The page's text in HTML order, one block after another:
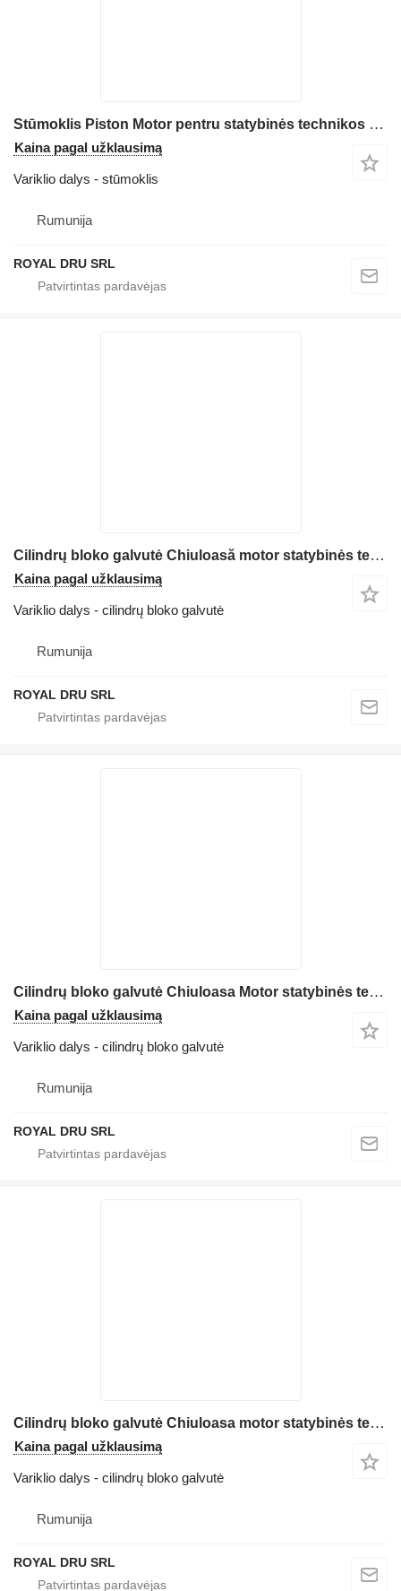
Stūmoklis Piston Motor pentru statybinės technikos Deutz D2011L3
Kaina pagal užklausimą
Variklio dalys - stūmoklis
Rumunija
ROYAL DRU SRL
Cilindrų bloko galvutė Chiuloasă motor statybinės technikos Deutz D2008L04
Kaina pagal užklausimą
Variklio dalys - cilindrų bloko galvutė
Rumunija
ROYAL DRU SRL
Cilindrų bloko galvutė Chiuloasa Motor statybinės technikos Deutz D2011L3 – Nouă
Kaina pagal užklausimą
Variklio dalys - cilindrų bloko galvutė
Rumunija
ROYAL DRU SRL
Cilindrų bloko galvutė Chiuloasa motor statybinės technikos Deutz D2011L2
Kaina pagal užklausimą
Variklio dalys - cilindrų bloko galvutė
Rumunija
ROYAL DRU SRL